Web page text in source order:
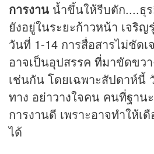
การงาน น้ำขึ้นให้รีบตัก....ธุ
ยังอยู่ในระยะก้าวหน้า เจริญ
วันที่ 1-14 การสื่อสารไม่ชัด
อาจเป็นอุปสรรค ที่มาขัดขว
เช่นกัน โดยเฉพาะสัปดาห์นี้
ทาง อย่าวางใจคน คนที่ฐา
การงานดี เพราะอาจทำให้เ
ได้